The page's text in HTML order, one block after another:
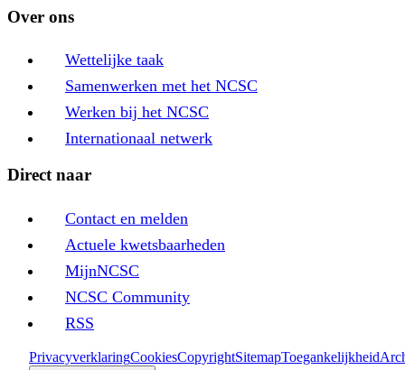
Over ons
Wettelijke taak
Samenwerken met het NCSC
Werken bij het NCSC
Internationaal netwerk
Direct naar
Contact en melden
Actuele kwetsbaarheden
MijnNCSC
NCSC Community
RSS
PrivacyverklaringCookiesCopyrightSitemapToegankelijkheid